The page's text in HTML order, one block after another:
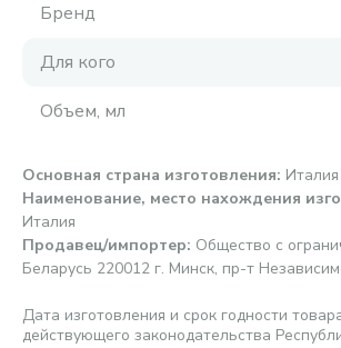
Бренд
Для кого
Объем, мл
Основная страна изготовления: Италия
Наименование, место нахождения
Италия
Продавец/импортер: Общество с
Беларусь 220012 г. Минск, пр-т
Дата изготовления и срок годности
действующего законодательства